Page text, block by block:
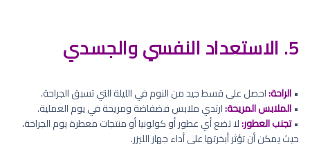
5. الاستعداد النفسي والجسدي
•الراحة:احصل على قسط جيد من النوم في الليلة التي تسبق الجراحة.
•الملابس المريحة:ارتدي ملابس فضفاضة ومريحة في يوم العملية.
•تجنب العطور:لا تضع أي عطور أو كولونيا أو منتجات معطرة يوم الجراحة،
حيث يمكن أن تؤثر أبخرتها على أداء جهاز الليزر.